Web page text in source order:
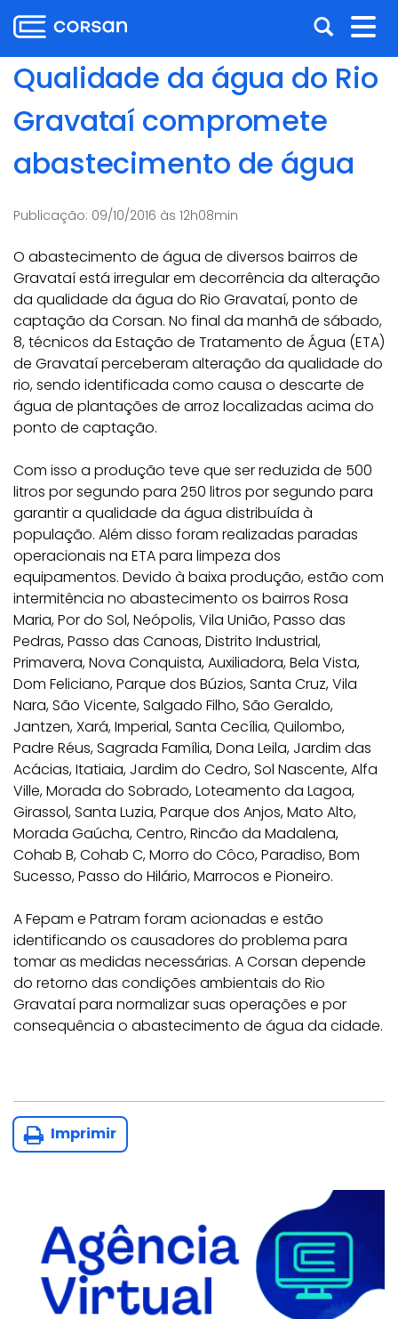
para
o
conteúdo
para
menu
para
o
conteúdo
Abrir
a
busca
Qualidade da água do Rio
Gravataí compromete
abastecimento de água
Publicação: 09/10/2016 às 12h08min
O abastecimento de água de diversos bairros de
Gravataí está irregular em decorrência da alteração
da qualidade da água do Rio Gravataí, ponto de
captação da Corsan. No final da manhã de sábado,
8, técnicos da Estação de Tratamento de Água (ETA)
de Gravataí perceberam alteração da qualidade do
rio, sendo identificada como causa o descarte de
água de plantações de arroz localizadas acima do
ponto de captação.
Com isso a produção teve que ser reduzida de 500
litros por segundo para 250 litros por segundo para
garantir a qualidade da água distribuída à
população. Além disso foram realizadas paradas
operacionais na ETA para limpeza dos
equipamentos. Devido à baixa produção, estão com
intermitência no abastecimento os bairros Rosa
Maria, Por do Sol, Neópolis, Vila União, Passo das
Pedras, Passo das Canoas, Distrito Industrial,
Primavera, Nova Conquista, Auxiliadora, Bela Vista,
Dom Feliciano, Parque dos Búzios, Santa Cruz, Vila
Nara, São Vicente, Salgado Filho, São Geraldo,
Jantzen, Xará, Imperial, Santa Cecília, Quilombo,
Padre Réus, Sagrada Família, Dona Leila, Jardim das
Acácias, Itatiaia, Jardim do Cedro, Sol Nascente, Alfa
Ville, Morada do Sobrado, Loteamento da Lagoa,
Girassol, Santa Luzia, Parque dos Anjos, Mato Alto,
Morada Gaúcha, Centro, Rincão da Madalena,
Cohab B, Cohab C, Morro do Côco, Paradiso, Bom
Sucesso, Passo do Hilário, Marrocos e Pioneiro.
A Fepam e Patram foram acionadas e estão
identificando os causadores do problema para
tomar as medidas necessárias. A Corsan depende
do retorno das condições ambientais do Rio
Gravataí para normalizar suas operações e por
consequência o abastecimento de água da cidade.
Imprimir